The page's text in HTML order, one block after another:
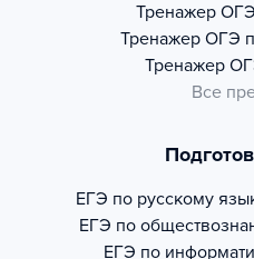
Тренажер
Тренажер ОГЭ
Тренажер
Все
ЕГЭ по русскому
ЕГЭ по
ЕГЭ по